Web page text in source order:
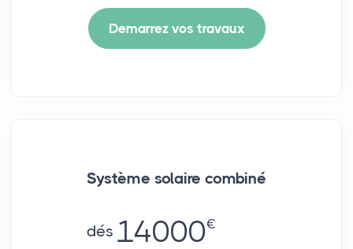
Demarrez vos travaux
Système solaire combiné
dés 14000€